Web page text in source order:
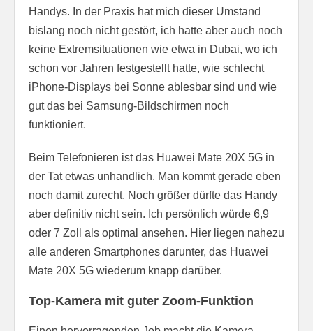
Handys. In der Praxis hat mich dieser Umstand
bislang noch nicht gestört, ich hatte aber auch noch
keine Extremsituationen wie etwa in Dubai, wo ich
schon vor Jahren festgestellt hatte, wie schlecht
iPhone-Displays bei Sonne ablesbar sind und wie
gut das bei Samsung-Bildschirmen noch
funktioniert.
Beim Telefonieren ist das Huawei Mate 20X 5G in
der Tat etwas unhandlich. Man kommt gerade eben
noch damit zurecht. Noch größer dürfte das Handy
aber definitiv nicht sein. Ich persönlich würde 6,9
oder 7 Zoll als optimal ansehen. Hier liegen nahezu
alle anderen Smartphones darunter, das Huawei
Mate 20X 5G wiederum knapp darüber.
Top-Kamera mit guter Zoom-Funktion